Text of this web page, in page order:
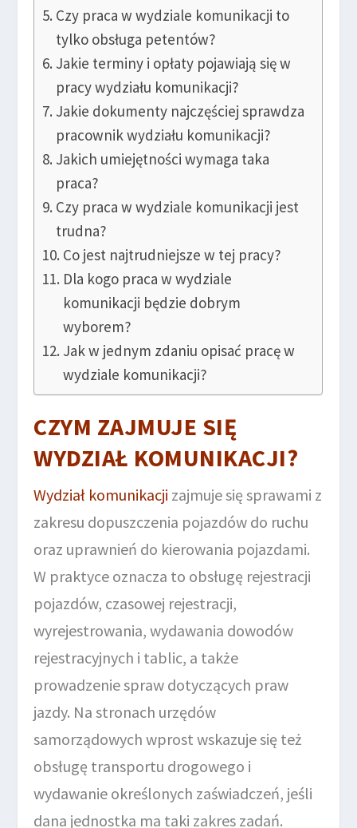
Czy praca w wydziale komunikacji to
tylko obsługa petentów?
Jakie terminy i opłaty pojawiają się w
pracy wydziału komunikacji?
Jakie dokumenty najczęściej sprawdza
pracownik wydziału komunikacji?
Jakich umiejętności wymaga taka
praca?
Czy praca w wydziale komunikacji jest
trudna?
Co jest najtrudniejsze w tej pracy?
Dla kogo praca w wydziale
komunikacji będzie dobrym
wyborem?
Jak w jednym zdaniu opisać pracę w
wydziale komunikacji?
CZYM ZAJMUJE SIĘ
WYDZIAŁ KOMUNIKACJI?
Wydział komunikacji zajmuje się sprawami z
zakresu dopuszczenia pojazdów do ruchu
oraz uprawnień do kierowania pojazdami.
W praktyce oznacza to obsługę rejestracji
pojazdów, czasowej rejestracji,
wyrejestrowania, wydawania dowodów
rejestracyjnych i tablic, a także
prowadzenie spraw dotyczących praw
jazdy. Na stronach urzędów
samorządowych wprost wskazuje się też
obsługę transportu drogowego i
wydawanie określonych zaświadczeń, jeśli
dana jednostka ma taki zakres zadań.